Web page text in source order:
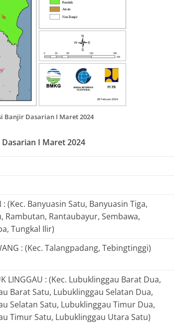
Banjir Dasarian I Maret 2024
I Maret 2024
: (Kec. Banyuasin Satu, Banyuasin Tiga,
Rambutan, Rantaubayur, Sembawa,
Tungkal Ilir)
: (Kec. Talangpadang, Tebingtinggi)
LINGGAU : (Kec. Lubuklinggau Barat Dua,
Barat Satu, Lubuklinggau Selatan Dua,
Selatan Satu, Lubuklinggau Timur Dua,
Timur Satu, Lubuklinggau Utara Satu)